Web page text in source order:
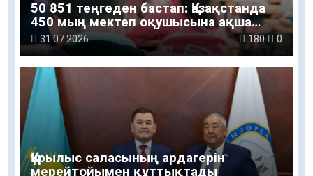
50 851 теңгеден бастап: Қазақстанда
450 мың мектеп оқушысына ақша
беріледі
31.07.2026 180 0
Құрылыс саласының ардагерін
мерейтойымен құттықтады